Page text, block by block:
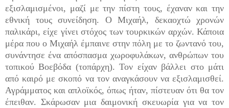
εξισλαμισμένοι, μαζί με την πίστη τους, έχαναν και την
εθνική τους συνείδηση. Ο Μιχαήλ, δεκαοχτώ χρονών
παλικάρι, είχε γίνει στόχος των τουρκικών αρχών. Κάποια
μέρα που ο Μιχαήλ έμπαινε στην πόλη με το ζωντανό του,
συνάντησε ένα απόσπασμα χωροφυλάκων, ανθρώπων του
τοπικού Βοεβόδα (τοπάρχη). Τον είχαν βάλλει στο μάτι
από καιρό με σκοπό να τον αναγκάσουν να εξισλαμισθεί.
Αγράμματος και απλοϊκός, όπως ήταν, πίστευαν ότι θα τον
έπειθαν. Σκάρωσαν μια δαιμονική σκευωρία για να τον